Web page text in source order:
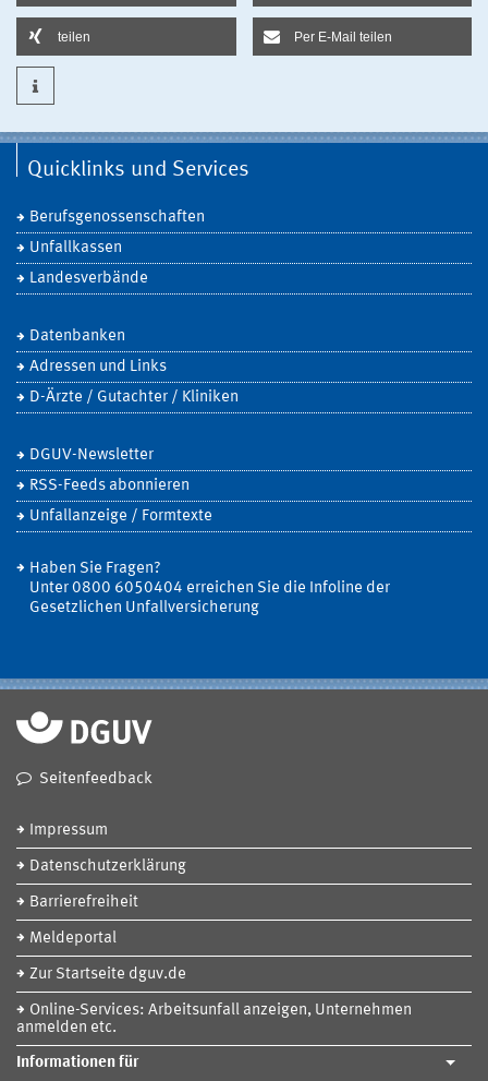
teilen Per E-Mail teilen
Quicklinks und Services
Berufsgenossenschaften
Unfallkassen
Landesverbände
Datenbanken
Adressen und Links
D-Ärzte / Gutachter / Kliniken
DGUV-Newsletter
RSS-Feeds abonnieren
Unfallanzeige / Formtexte
Haben Sie Fragen?
Unter 0800 6050404 erreichen Sie die Infoline der
Gesetzlichen Unfallversicherung
Seitenfeedback
Impressum
Datenschutzerklärung
Barrierefreiheit
Meldeportal
Zur Startseite dguv.de
Online-Services: Arbeitsunfall anzeigen, Unternehmen
anmelden etc.
Informationen für